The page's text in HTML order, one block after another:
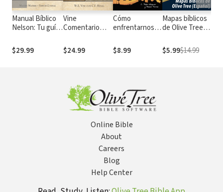
Manual Bíblico
Nelson: Tu guía
Biblia
$29.99
Vine
Comentario
Profecía
$24.99
Cómo
enfrentarnos a
$8.99
Mapas bíblicos
de Olive Tree
$5.99$14.99
Online Bible
About
Careers
Blog
Help Center